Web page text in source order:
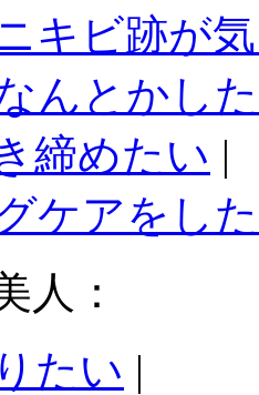
キビ跡が
んとかし
締めたい |
ケアをし
人：
たい |